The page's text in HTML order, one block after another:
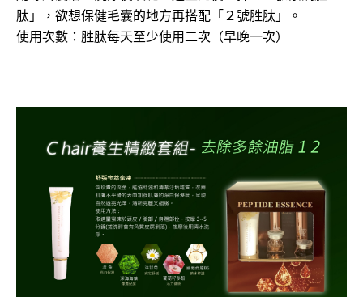
肽」，欲想保健毛囊的地方再搭配「２號胜肽」。
使用次數：胜肽每天至少使用二次（早晚一次）